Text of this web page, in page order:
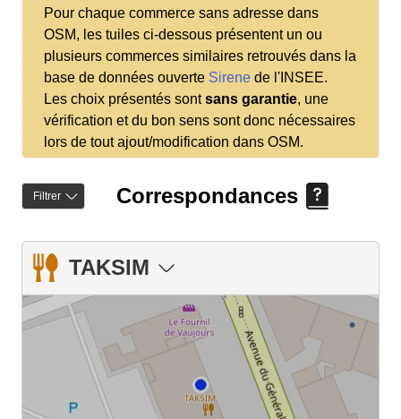
Pour chaque commerce sans adresse dans
OSM, les tuiles ci-dessous présentent un ou
plusieurs commerces similaires retrouvés dans la
base de données ouverte Sirene de l'INSEE.
Les choix présentés sontsans garantie, une
vérification et du bon sens sont donc nécessaires
lors de tout ajout/modification dans OSM.
Filtrer Correspondances
TAKSIM